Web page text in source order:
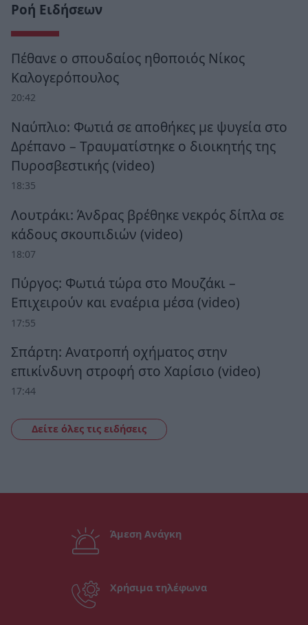
Ροή Ειδήσεων
Πέθανε ο σπουδαίος ηθοποιός Νίκος
Καλογερόπουλος
20:42
Ναύπλιο: Φωτιά σε αποθήκες με ψυγεία στο
Δρέπανο – Τραυματίστηκε ο διοικητής της
Πυροσβεστικής (video)
18:35
Λουτράκι: Άνδρας βρέθηκε νεκρός δίπλα σε
κάδους σκουπιδιών (video)
18:07
Πύργος: Φωτιά τώρα στο Μουζάκι –
Επιχειρούν και εναέρια μέσα (video)
17:55
Σπάρτη: Ανατροπή οχήματος στην
επικίνδυνη στροφή στο Χαρίσιο (video)
17:44
Δείτε όλες τις ειδήσεις
Άμεση Ανάγκη
Χρήσιμα τηλέφωνα